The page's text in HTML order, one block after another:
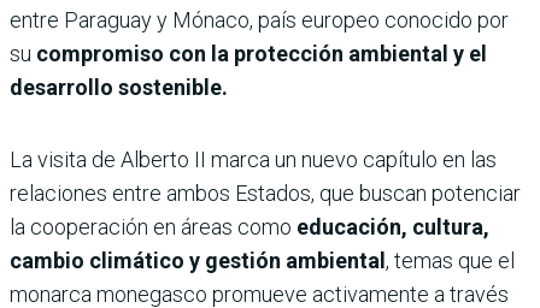
entre Paraguay y Mónaco, país europeo conocido por
su compromiso con la protección ambiental y el
desarrollo sostenible.
La visita de Alberto II marca un nuevo capítulo en las
relaciones entre ambos Estados, que buscan potenciar
la cooperación en áreas como educación, cultura,
cambio climático y gestión ambiental, temas que el
monarca monegasco promueve activamente a través